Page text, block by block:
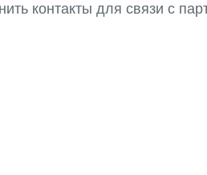
контакты для связи с